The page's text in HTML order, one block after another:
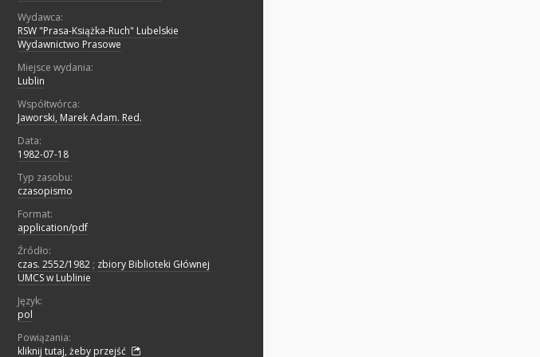
Wydawca:
RSW "Prasa-Książka-Ruch" Lubelskie
Wydawnictwo Prasowe
Miejsce wydania:
Lublin
Współtwórca:
Jaworski, Marek Adam. Red.
Data:
1982-07-18
Typ zasobu:
czasopismo
Format:
application/pdf
Źródło:
czas. 2552/1982 ; zbiory Biblioteki Głównej
UMCS w Lublinie
Język:
pol
Powiązania:
kliknij tutaj, żeby przejść